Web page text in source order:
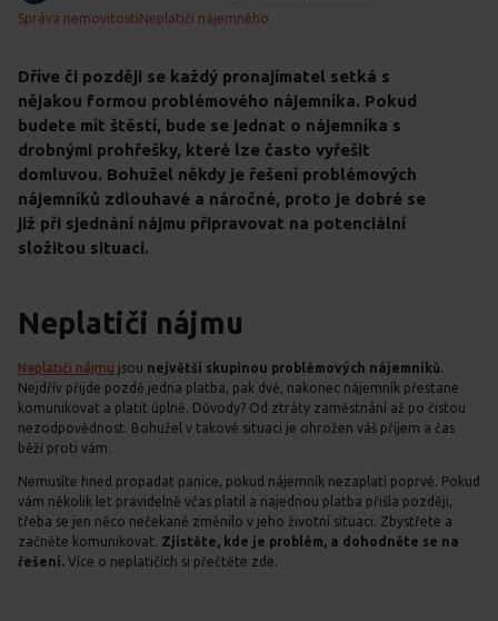
Správa nemovitostiNeplatiči nájemného
Dříve či později se každý pronajímatel setká s
nějakou formou problémového nájemníka. Pokud
budete mít štěstí, bude se jednat o nájemníka s
drobnými prohřešky, které lze často vyřešit
domluvou. Bohužel někdy je řešení problémových
nájemníků zdlouhavé a náročné, proto je dobré se
již při sjednání nájmu připravovat na potenciální
složitou situaci.
Neplatiči nájmu
Neplatiči nájmu jsou největší skupinou problémových nájemníků
Nejdřív přijde pozdě jedna platba, pak dvě, nakonec nájemník přestane
komunikovat a platit úplně. Důvody? Od ztráty zaměstnání až po čistou
nezodpovědnost. Bohužel v takové situaci je ohrožen váš příjem a čas
běží proti vám.
Nemusíte hned propadat panice, pokud nájemník nezaplatí poprvé. Pokud
vám několik let pravidelně včas platil a najednou platba přišla později,
třeba se jen něco nečekaně změnilo v jeho životní situaci. Zbystřete a
začněte komunikovat. Zjistěte, kde je problém, a dohodněte se na
řešení. Více o neplatičích si přečtěte zde.